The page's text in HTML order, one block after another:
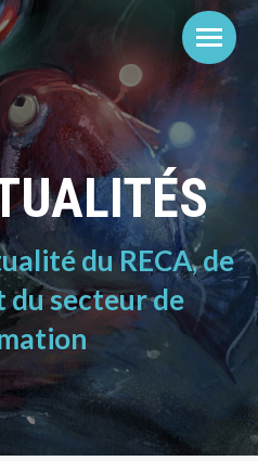
du RECA, de
du secteur de